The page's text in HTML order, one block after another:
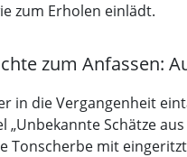
zum Erholen einlädt.
zum Anfassen:
in die Vergangenheit
„Unbekannte Schätze
Tonscherbe mit